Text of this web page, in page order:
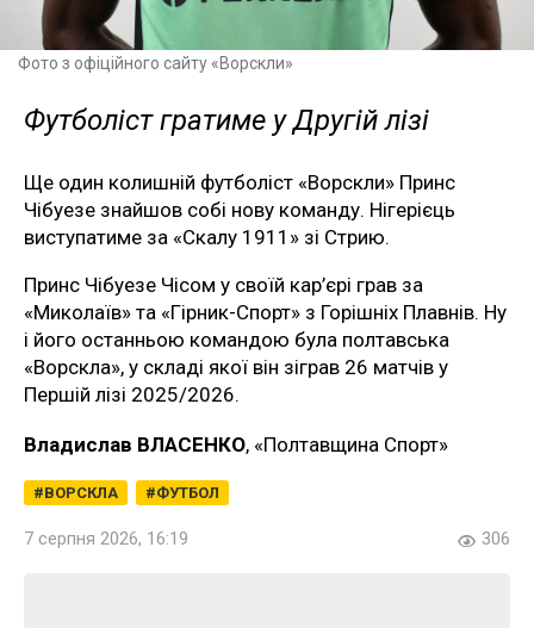
Фото з офіційного сайту «Ворскли»
Футболіст гратиме у Другій лізі
Ще один колишній футболіст «Ворскли» Принс
Чібуезе знайшов собі нову команду. Нігерієць
виступатиме за «Скалу 1911» зі Стрию.
Принс Чібуезе Чісом у своїй кар’єрі грав за
«Миколаїв» та «Гірник-Спорт» з Горішніх Плавнів. Ну
і його останньою командою була полтавська
«Ворскла», у складі якої він зіграв 26 матчів у
Першій лізі 2025/2026.
Владислав ВЛАСЕНКО, «Полтавщина Спорт»
ВОРСКЛА ФУТБОЛ
7 серпня 2026, 16:19 306